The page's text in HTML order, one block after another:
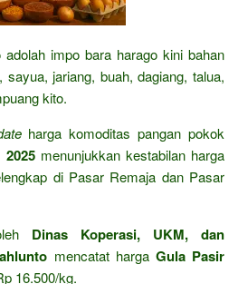
impo bara harago kini bahan
jariang, buah, dagiang, talua,
kito.
harga komoditas pangan pokok
menunjukkan kestabilan harga
di Pasar Remaja dan Pasar
Dinas Koperasi, UKM, dan
mencatat harga Gula Pasir
16.500/kg.